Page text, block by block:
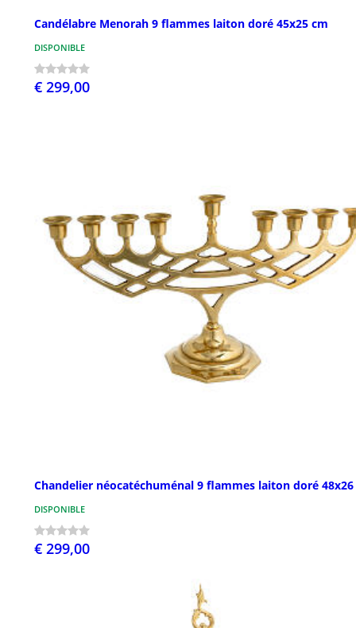
Candélabre Menorah 9 flammes laiton doré 45x25 cm
DISPONIBLE
€ 299,00
Chandelier néocatéchuménal 9 flammes laiton doré
DISPONIBLE
€ 299,00